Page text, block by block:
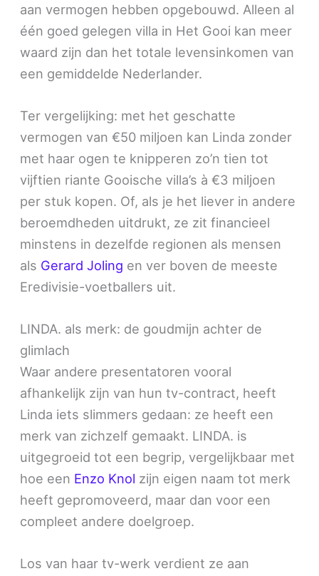
aan vermogen hebben opgebouwd. Alleen al
één goed gelegen villa in Het Gooi kan meer
waard zijn dan het totale levensinkomen van
een gemiddelde Nederlander.
Ter vergelijking: met het geschatte
vermogen van €50 miljoen kan Linda zonder
met haar ogen te knipperen zo’n tien tot
vijftien riante Gooische villa’s à €3 miljoen
per stuk kopen. Of, als je het liever in andere
beroemdheden uitdrukt, ze zit financieel
minstens in dezelfde regionen als mensen
als Gerard Joling en ver boven de meeste
Eredivisie-voetballers uit.
LINDA. als merk: de goudmijn achter de
glimlach
Waar andere presentatoren vooral
afhankelijk zijn van hun tv-contract, heeft
Linda iets slimmers gedaan: ze heeft een
merk van zichzelf gemaakt. LINDA. is
uitgegroeid tot een begrip, vergelijkbaar met
hoe een Enzo Knol zijn eigen naam tot merk
heeft gepromoveerd, maar dan voor een
compleet andere doelgroep.
Los van haar tv-werk verdient ze aan